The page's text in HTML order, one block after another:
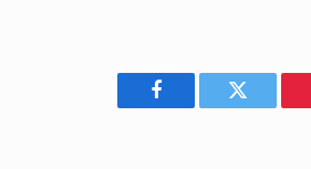
Facebook Twitter